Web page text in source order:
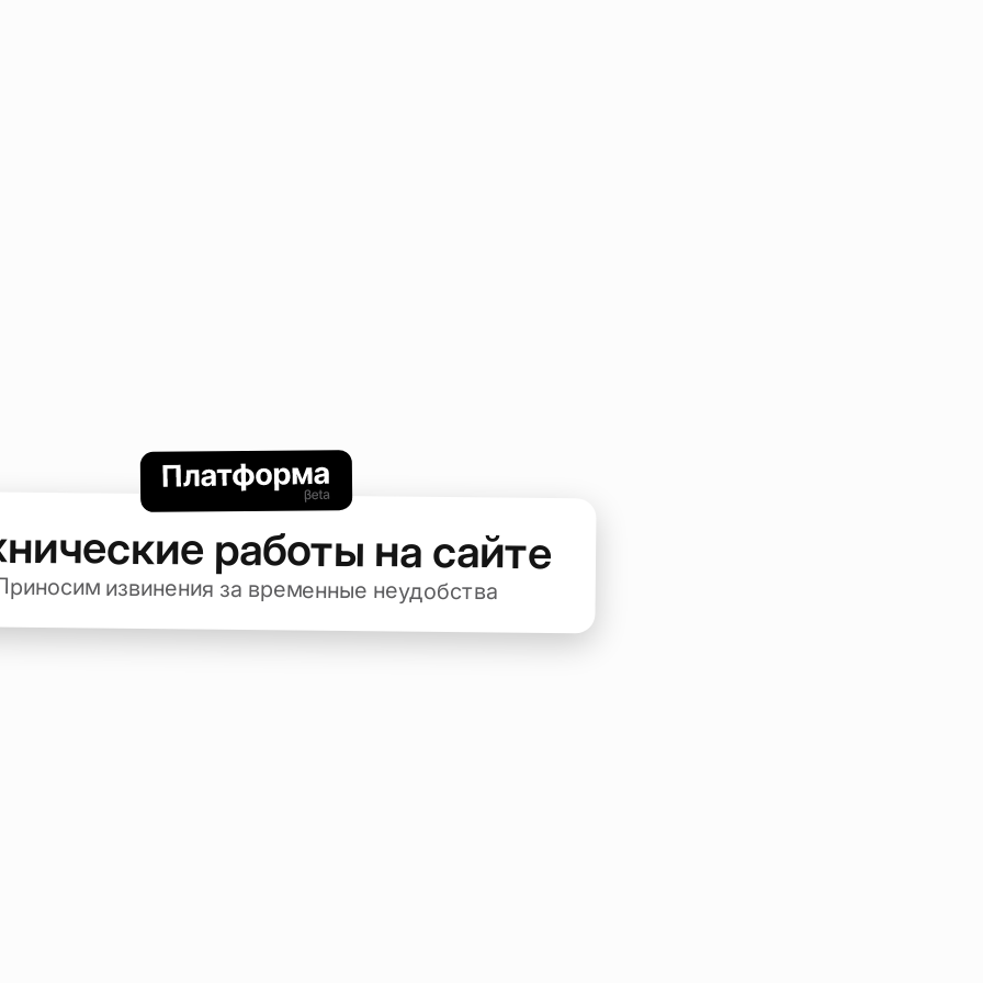
работы на сайте
извинения за временные неудобства